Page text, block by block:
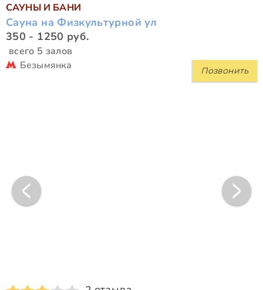
САУНЫ И БАНИ
Сауна на Физкультурной ул
350 - 1250 руб.
всего 5 залов
Позвонить
Безымянка